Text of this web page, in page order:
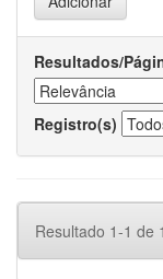
Resultados/
Registro(s)
Resultado 1-1 de